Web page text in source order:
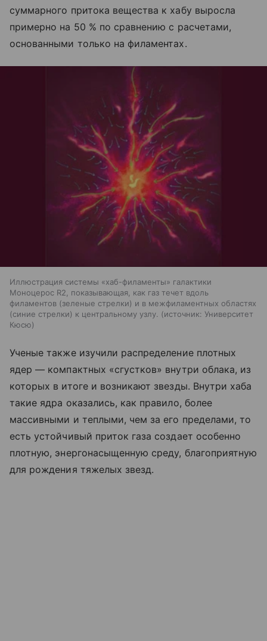
суммарного притока вещества к хабу выросла
примерно на 50 % по сравнению с расчетами,
основанными только на филаментах.
Иллюстрация системы «хаб-филаменты» галактики
Моноцерос R2, показывающая, как газ течет вдоль
филаментов (зеленые стрелки) и в межфиламентных областях
(синие стрелки) к центральному узлу.
источник: Университет
Кюсю
Ученые также изучили распределение плотных
ядер — компактных «сгустков» внутри облака, из
которых в итоге и возникают звезды. Внутри хаба
такие ядра оказались, как правило, более
массивными и теплыми, чем за его пределами, то
есть устойчивый приток газа создает особенно
плотную, энергонасыщенную среду, благоприятную
для рождения тяжелых звезд.